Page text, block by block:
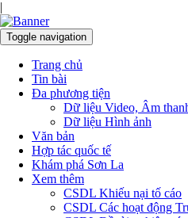
|
Toggle navigation
Trang chủ
Tin bài
Đa phương tiện
Dữ liệu Video, Âm
Dữ liệu Hình ảnh
Văn bản
Hợp tác quốc tế
Khám phá Sơn La
Xem thêm
CSDL Khiếu nại tố cáo
CSDL Các hoạt động